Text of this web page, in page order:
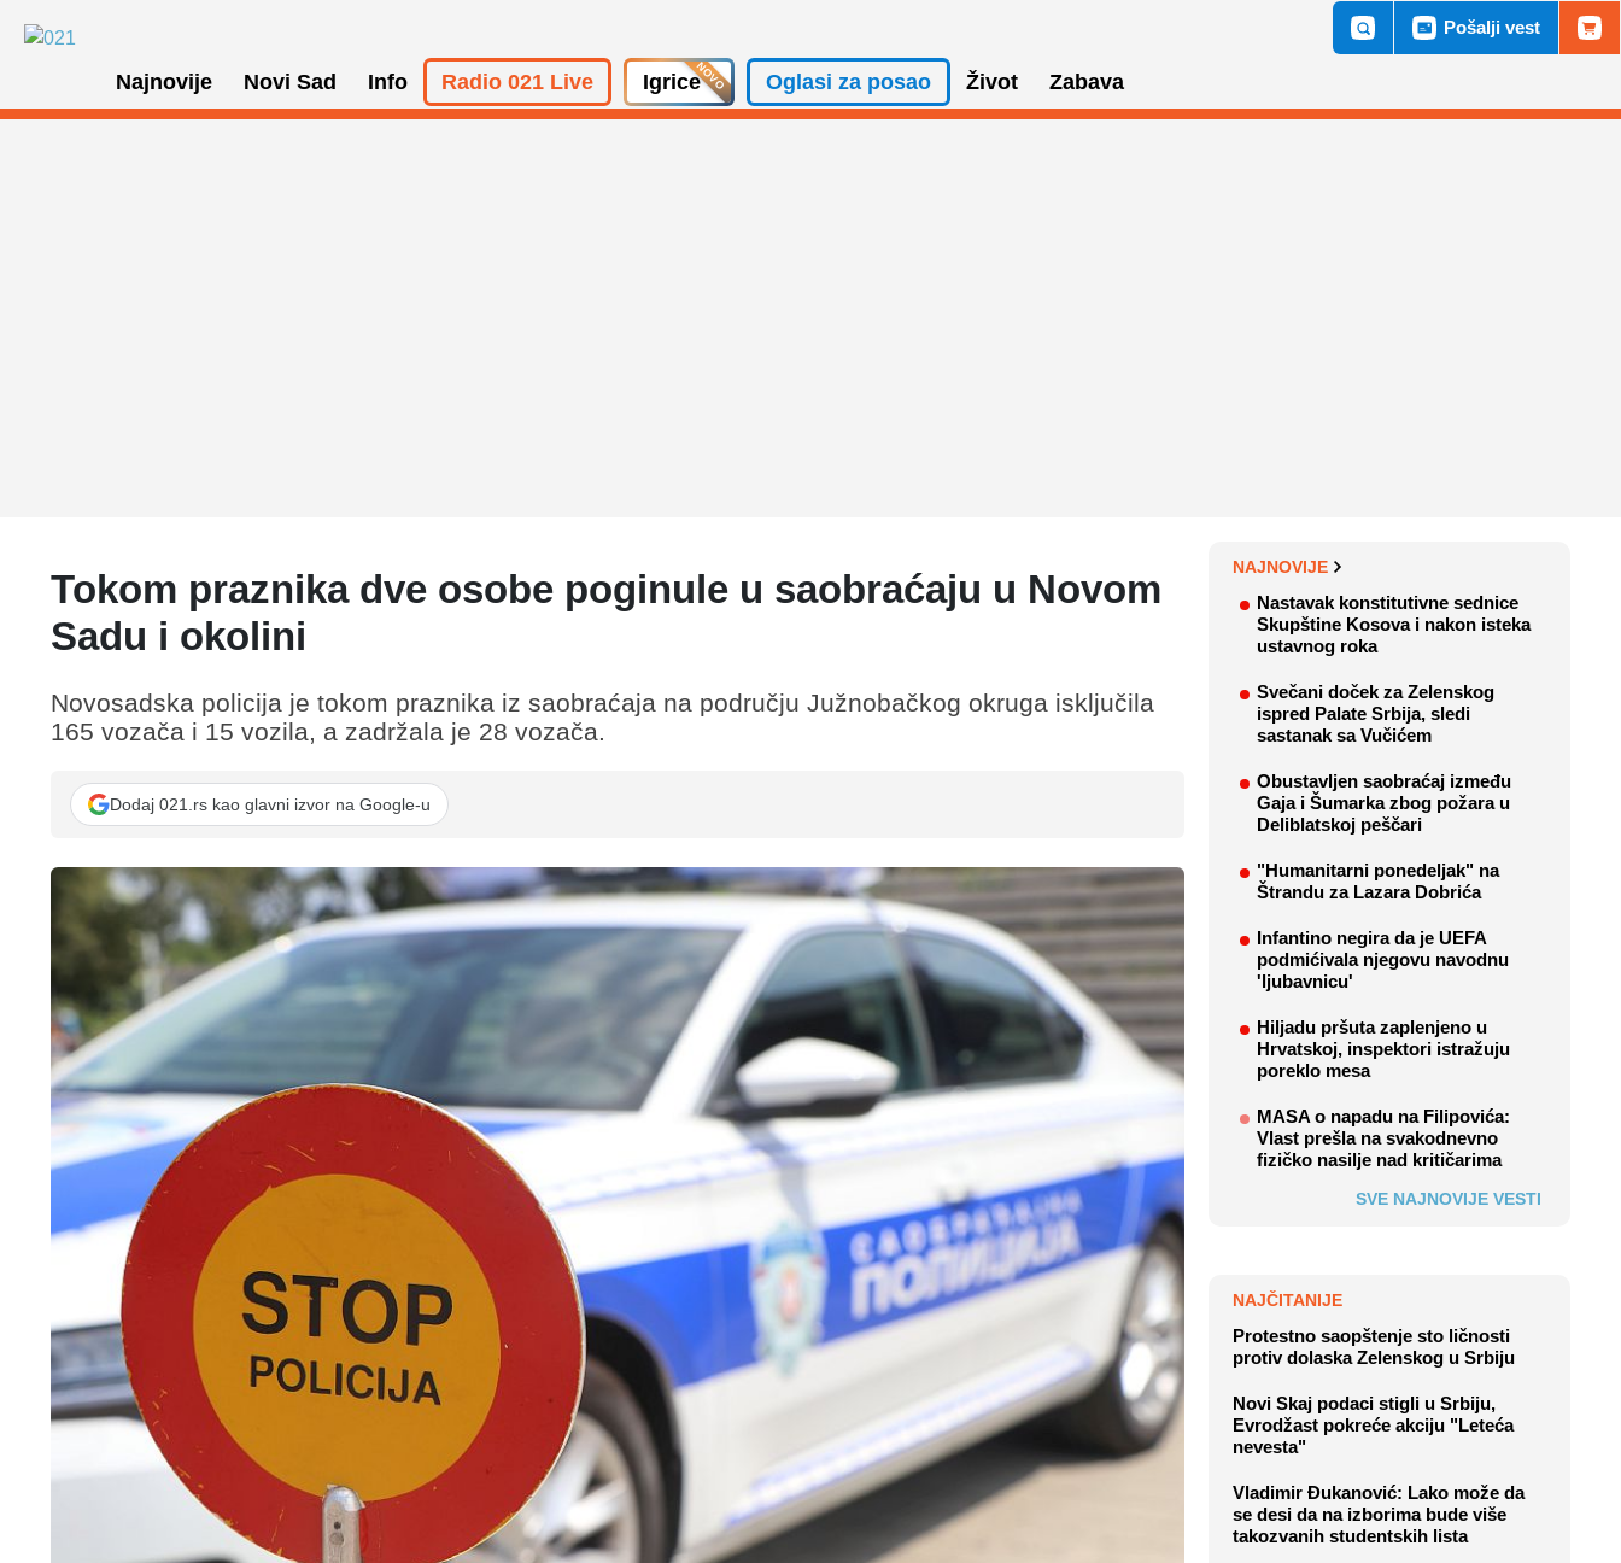
Najnovije Novi Sad Info Radio 021 Live Igrice Oglasi za posao Život Zabava
Pošalji vest
Tokom praznika dve osobe poginule u saobraćaju u Novom
Sadu i okolini
Novosadska policija je tokom praznika iz saobraćaja na području Južnobačkog okruga isključila
165 vozača i 15 vozila, a zadržala je 28 vozača.
Dodaj 021.rs kao glavni izvor na Google-u
NAJNOVIJE
Nastavak konstitutivne sednice
Skupštine Kosova i nakon isteka
ustavnog roka
Svečani doček za Zelenskog
ispred Palate Srbija, sledi
sastanak sa Vučićem
Obustavljen saobraćaj između
Gaja i Šumarka zbog požara u
Deliblatskoj peščari
"Humanitarni ponedeljak" na
Štrandu za Lazara Dobrića
Infantino negira da je UEFA
podmićivala njegovu navodnu
'ljubavnicu'
Hiljadu pršuta zaplenjeno u
Hrvatskoj, inspektori istražuju
poreklo mesa
MASA o napadu na Filipovića:
Vlast prešla na svakodnevno
fizičko nasilje nad kritičarima
SVE NAJNOVIJE VESTI
NAJČITANIJE
Protestno saopštenje sto ličnosti
protiv dolaska Zelenskog u Srbiju
Novi Skaj podaci stigli u Srbiju,
Evrodžast pokreće akciju "Leteća
nevesta"
Vladimir Đukanović: Lako može da
se desi da na izborima bude više
takozvanih studentskih lista